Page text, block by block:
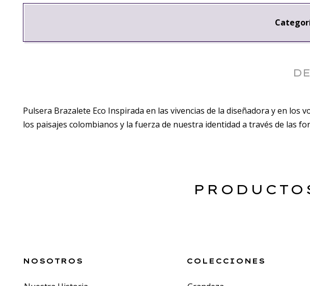
Pulsera Brazalete Eco Inspirada en las vivencias de la diseñadora y en
los paisajes colombianos y la fuerza de nuestra identidad a través de las
NOSOTROS COLECCIONES